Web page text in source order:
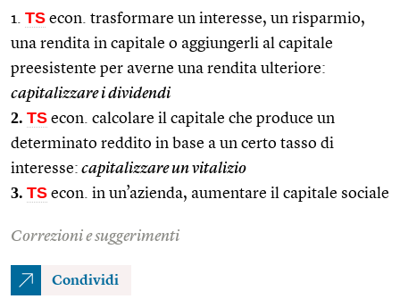
1. TS econ. trasformare un interesse, un risparmio,
una rendita in capitale o aggiungerli al capitale
preesistente per averne una rendita ulteriore:
capitalizzare i dividendi
2. TS econ. calcolare il capitale che produce un
determinato reddito in base a un certo tasso di
interesse: capitalizzare un vitalizio
3. TS econ. in un’azienda, aumentare il capitale sociale
Correzioni e suggerimenti
Condividi